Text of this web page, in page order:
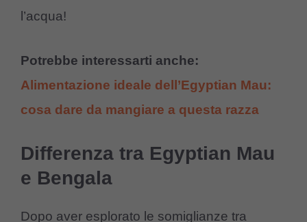
l’acqua!
Potrebbe interessarti anche:
Alimentazione ideale dell’Egyptian Mau:
cosa dare da mangiare a questa razza
Differenza tra Egyptian Mau
e Bengala
Dopo aver esplorato le somiglianze tra